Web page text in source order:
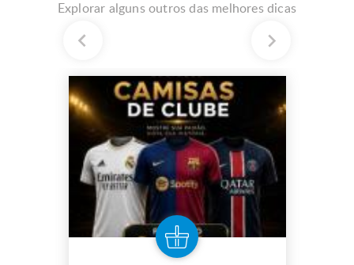
Explorar alguns outros das melhores dicas